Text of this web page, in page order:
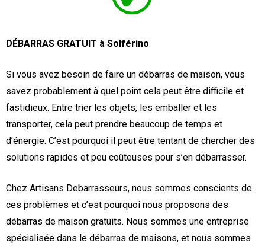
DÉBARRAS GRATUIT à Solférino
Si vous avez besoin de faire un débarras de maison, vous
savez probablement à quel point cela peut être difficile et
fastidieux. Entre trier les objets, les emballer et les
transporter, cela peut prendre beaucoup de temps et
d’énergie. C’est pourquoi il peut être tentant de chercher des
solutions rapides et peu coûteuses pour s’en débarrasser.
Chez Artisans Debarrasseurs, nous sommes conscients de
ces problèmes et c’est pourquoi nous proposons des
débarras de maison gratuits. Nous sommes une entreprise
spécialisée dans le débarras de maisons, et nous sommes